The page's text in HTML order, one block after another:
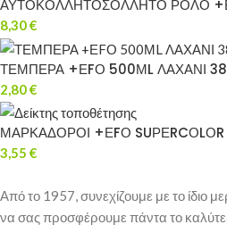
ΑΥΤΟΚΟΛΛΗΤΟΣΟΛΛΗΤΟ ΡΟΛΟ
8,30€
ΤΕΜΠΕΡΑ +ΕFΟ 500ΜL ΛΑΧΑΝΙ
2,80€
ΜΑΡΚΑΔΟΡΟΙ +ΕFΟ
3,55 €
Από το 1957, συνεχίζουμε με το ίδιο
να σας προσφέρουμε πάντα το